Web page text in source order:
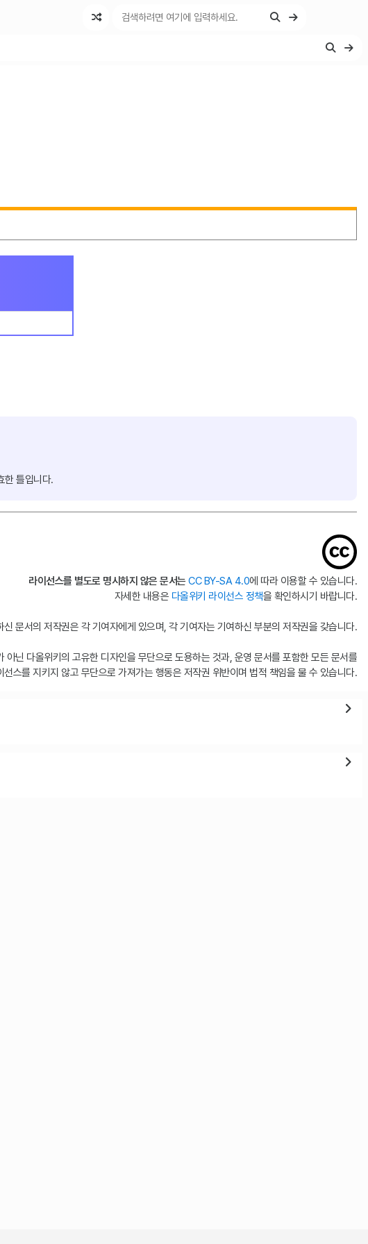
한 틀입니다.
라이선스를 별도로 명시하지 않은 문서는 CC BY-SA 4.0에 따라 이용할 수 있습니다.
자세한 내용은 다올위키 라이선스 정책을 확인하시기 바랍니다.
신 문서의 저작권은 각 기여자에게 있으며, 각 기여자는 기여하신 부분의 저작권을 갖습니다.
아닌 다올위키의 고유한 디자인을 무단으로 도용하는 것과, 운영 문서를 포함한 모든 문서를
선스를 지키지 않고 무단으로 가져가는 행동은 저작권 위반이며 법적 책임을 물 수 있습니다.